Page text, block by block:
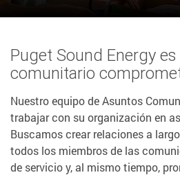
Puget Sound Energy
comunitario
Nuestro equipo de Asuntos
trabajar con su organización en
Buscamos crear relaciones a
todos los miembros de las
de servicio y, al mismo tiempo,